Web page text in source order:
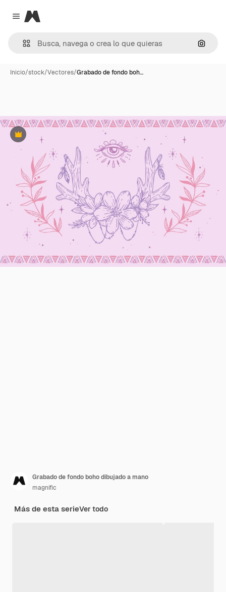
Close menu
Magnific
Inicio/stock/Vectores/Grabado de fondo boh…
Premium
Grabado de fondo boho dibujado a mano
magnific
Más de esta serieVer todo